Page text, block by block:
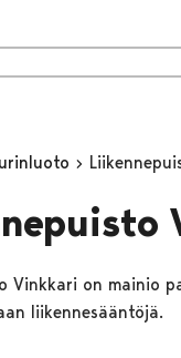
Vinkkari on mainio
liikennesääntöjä.